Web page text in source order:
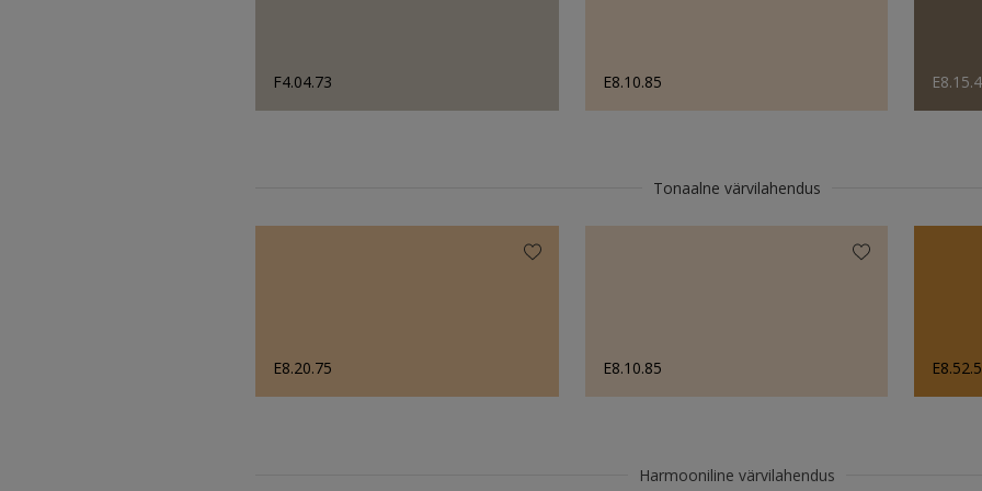
F4.04.73 E8.10.85
Tonaalne värvilahendus
E8.20.75 E8.10.85
Harmooniline värvilahendus